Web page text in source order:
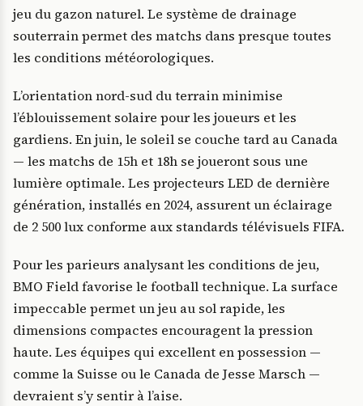
jeu du gazon naturel. Le système de drainage
souterrain permet des matchs dans presque toutes
les conditions météorologiques.
L’orientation nord-sud du terrain minimise
l’éblouissement solaire pour les joueurs et les
gardiens. En juin, le soleil se couche tard au Canada
— les matchs de 15h et 18h se joueront sous une
lumière optimale. Les projecteurs LED de dernière
génération, installés en 2024, assurent un éclairage
de 2 500 lux conforme aux standards télévisuels FIFA.
Pour les parieurs analysant les conditions de jeu,
BMO Field favorise le football technique. La surface
impeccable permet un jeu au sol rapide, les
dimensions compactes encouragent la pression
haute. Les équipes qui excellent en possession —
comme la Suisse ou le Canada de Jesse Marsch —
devraient s’y sentir à l’aise.